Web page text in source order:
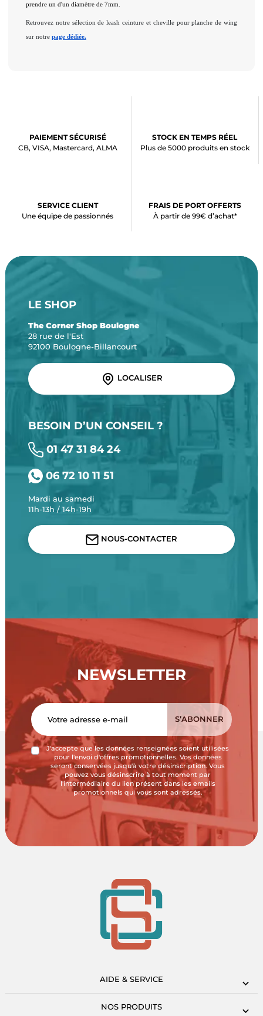
prendre un d'un diamètre de 7mm.
Retrouvez notre sélection de leash ceinture et cheville pour planche de wing
sur notre page dédiée.
PAIEMENT SÉCURISÉ
CB, VISA, Mastercard, ALMA
STOCK EN TEMPS RÉEL
Plus de 5000 produits en stock
SERVICE CLIENT
Une équipe de passionnés
FRAIS DE PORT OFFERTS
À partir de 99€ d’achat*
LE SHOP
The Corner Shop Boulogne
28 rue de l'Est
92100 Boulogne-Billancourt
LOCALISER
BESOIN D’UN CONSEIL ?
01 47 31 84 24
06 72 10 11 51
Mardi au samedi
11h-13h / 14h-19h
NOUS-CONTACTER
NEWSLETTER
J'accepte que les données renseignées soient utilisées
pour l'envoi d'offres promotionnelles. Vos données
seront conservées jusqu'à votre désinscription. Vous
pouvez vous désinscrire à tout moment par
l'intermédiaire du lien présent dans les emails
promotionnels qui vous sont adressés.
AIDE & SERVICE
NOS PRODUITS